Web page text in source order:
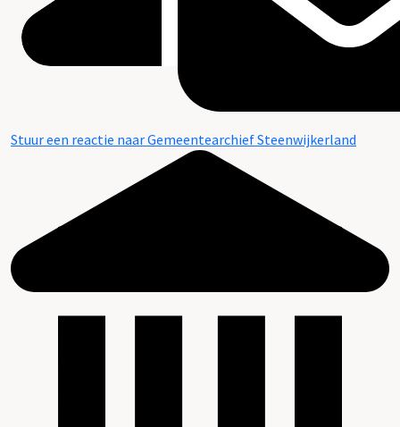
Stuur een reactie naar Gemeentearchief Steenwijkerland